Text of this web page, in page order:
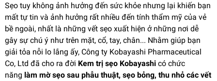
Sẹo tuy không ảnh hưởng đến sức khỏe nhưng lại khiến bạn
mất tự tin và ảnh hưởng rất nhiều đến tính thẩm mỹ của vẻ
bề ngoài, nhất là những vết sẹo xuất hiện ở những nơi dễ
gây sự chú ý như trên mặt, cổ, tay, chân... Nhằm giúp bạn
giải tỏa nỗi lo lắng ấy, Công ty Kobayashi Pharmaceutical
Co, Ltd đã cho ra đời Kem trị sẹo Kobayashi có chức
năng làm mờ sẹo sau phẫu thuật, sẹo bỏng, thu nhỏ các vết